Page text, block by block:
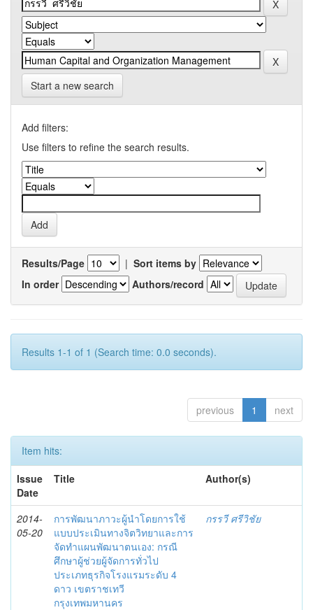
Start a new search
Add filters:
Use filters to refine the search results.
Results/Page | Sort items by
In order
Authors/record
Results 1-1 of 1 (Search time: 0.0 seconds).
previous 1 next
Item hits:
Issue
Date
Title Author(s)
2014-
05-20
การพัฒนาภาวะผู้นำโดยการใช้
แบบประเมินทางจิตวิทยาและการ
จัดทำแผนพัฒนาตนเอง: กรณี
ศึกษาผู้ช่วยผู้จัดการทั่วไป
ประเภทธุรกิจโรงแรมระดับ 4
ดาว เขตราชเทวี
กรุงเทพมหานคร
กรรวี ศรีวิชัย